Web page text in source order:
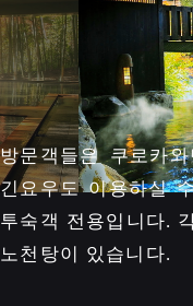
방문객들은 쿠로카
긴요우도 이용하실
투숙객 전용입니다.
노천탕이 있습니다.